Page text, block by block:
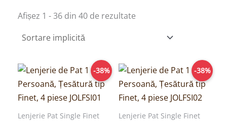
Afișez 1 - 36 din 40 de rezultate
-38%
Lenjerie Pat Single Finet
Prețul
a
fost:
159,00lei.
Prețul
curent
este:
99,00lei.
-38%
Lenjerie Pat Single Finet
Prețul
a
fost:
159,00lei.
Prețul
curent
este:
99,00lei.